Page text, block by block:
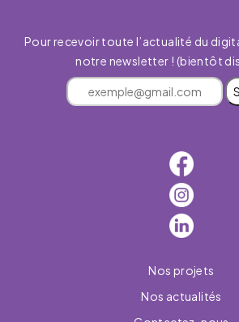
Pour recevoir toute l’actualité du
notre newsletter ! (bientôt
Nos projets
Nos actualités